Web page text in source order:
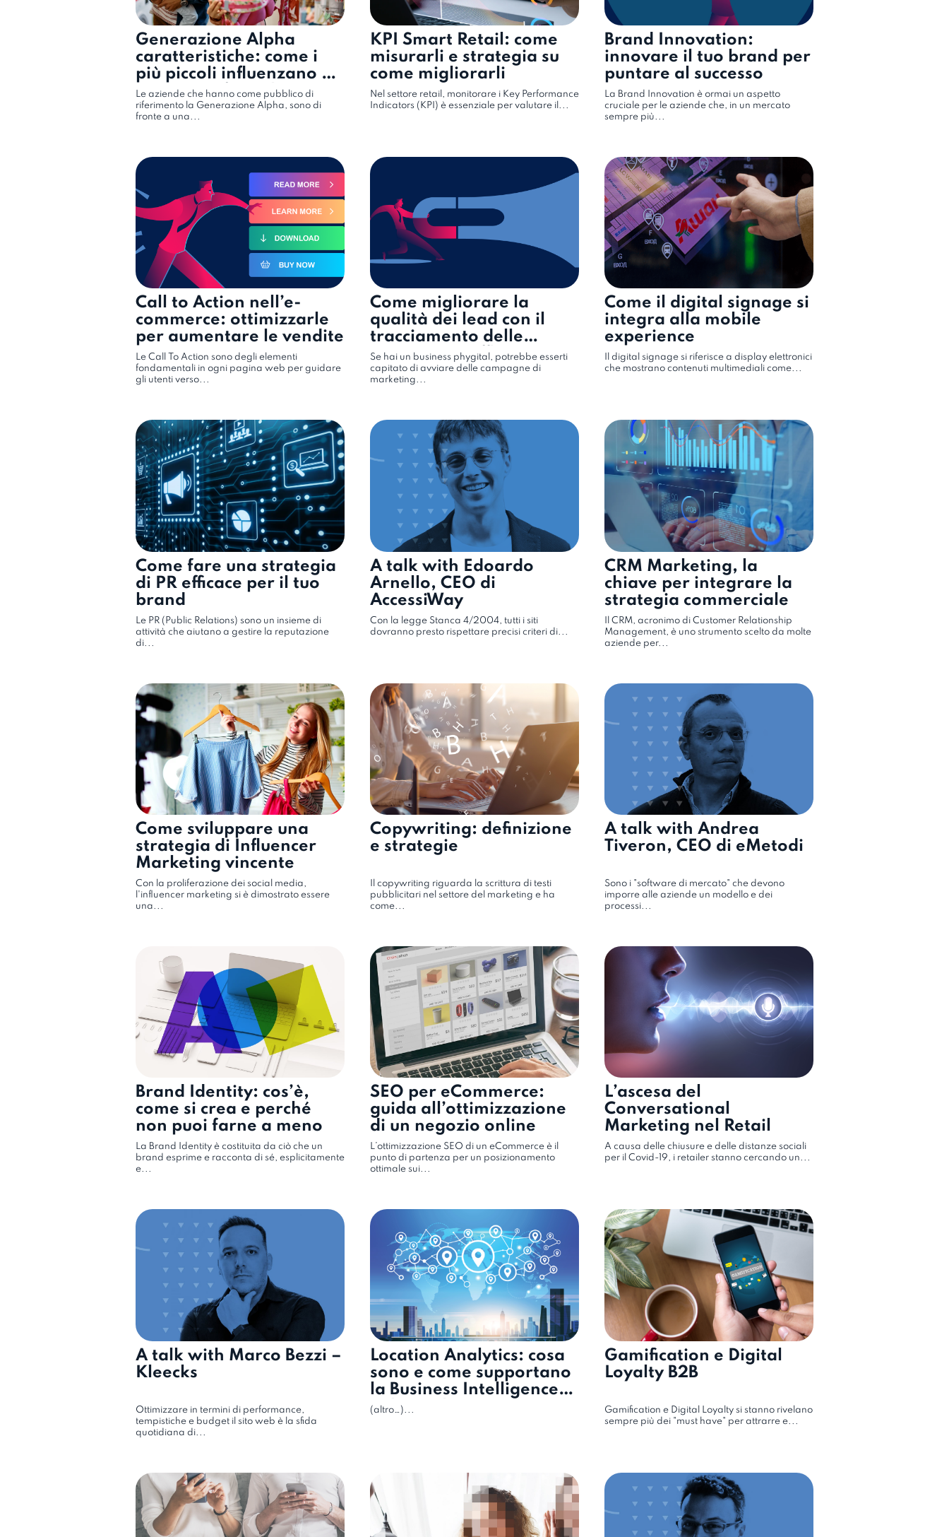
Generazione Alpha
caratteristiche: come i
più piccoli influenzano gli
acquisti in famiglia
Le aziende che hanno come pubblico di
riferimento la Generazione Alpha, sono di
fronte a una...
KPI Smart Retail: come
misurarli e strategia su
come migliorarli
Nel settore retail, monitorare i Key Performance
Indicators (KPI) è essenziale per valutare il...
Brand Innovation:
innovare il tuo brand per
puntare al successo
La Brand Innovation è ormai un aspetto
cruciale per le aziende che, in un mercato
sempre più...
Call to Action nell’e-
commerce: ottimizzarle
per aumentare le vendite
Le Call To Action sono degli elementi
fondamentali in ogni pagina web per guidare
gli utenti verso...
Come migliorare la
qualità dei lead con il
tracciamento delle
conversioni offline
Se hai un business phygital, potrebbe esserti
capitato di avviare delle campagne di
marketing...
Come il digital signage si
integra alla mobile
experience
Il digital signage si riferisce a display elettronici
che mostrano contenuti multimediali come...
Come fare una strategia
di PR efficace per il tuo
brand
Le PR (Public Relations) sono un insieme di
attività che aiutano a gestire la reputazione
di...
A talk with Edoardo
Arnello, CEO di
AccessiWay
Con la legge Stanca 4/2004, tutti i siti
dovranno presto rispettare precisi criteri di...
CRM Marketing, la
chiave per integrare la
strategia commerciale
Il CRM, acronimo di Customer Relationship
Management, è uno strumento scelto da molte
aziende per...
Come sviluppare una
strategia di Influencer
Marketing vincente
Con la proliferazione dei social media,
l'influencer marketing si è dimostrato essere
una...
Copywriting: definizione
e strategie
Il copywriting riguarda la scrittura di testi
pubblicitari nel settore del marketing e ha
come...
A talk with Andrea
Tiveron, CEO di eMetodi
Sono i "software di mercato" che devono
imporre alle aziende un modello e dei
processi...
Brand Identity: cos’è,
come si crea e perché
non puoi farne a meno
La Brand Identity è costituita da ciò che un
brand esprime e racconta di sé, esplicitamente
e...
SEO per eCommerce:
guida all’ottimizzazione
di un negozio online
L’ottimizzazione SEO di un eCommerce è il
punto di partenza per un posizionamento
ottimale sui...
L’ascesa del
Conversational
Marketing nel Retail
A causa delle chiusure e delle distanze sociali
per il Covid-19, i retailer stanno cercando un...
A talk with Marco Bezzi –
Kleecks
Ottimizzare in termini di performance,
tempistiche e budget il sito web è la sfida
quotidiana di...
Location Analytics: cosa
sono e come supportano
la Business Intelligence
nel Retail
(altro…)...
Gamification e Digital
Loyalty B2B
Gamification e Digital Loyalty si stanno rivelano
sempre più dei "must have" per attrarre e...